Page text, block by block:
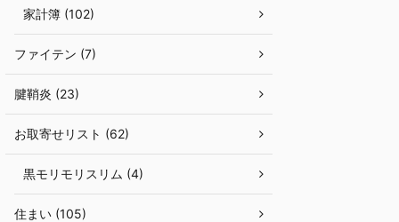
家計簿 (102)
ファイテン (7)
腱鞘炎 (23)
お取寄せリスト (62)
黒モリモリスリム (4)
住まい (105)